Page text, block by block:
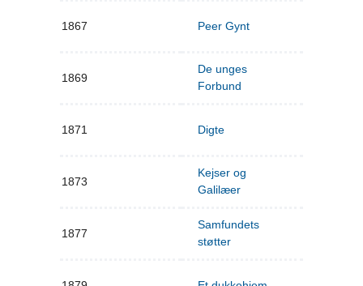
1867 Peer Gynt
1869
De unges
Forbund
1871 Digte
1873
Kejser og
Galilæer
1877
Samfundets
støtter